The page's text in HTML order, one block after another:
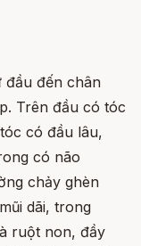
đầu đến chân
Trên đầu có tóc
có đầu lâu,
có não
chảy ghèn
dãi, trong
ruột non, đầy